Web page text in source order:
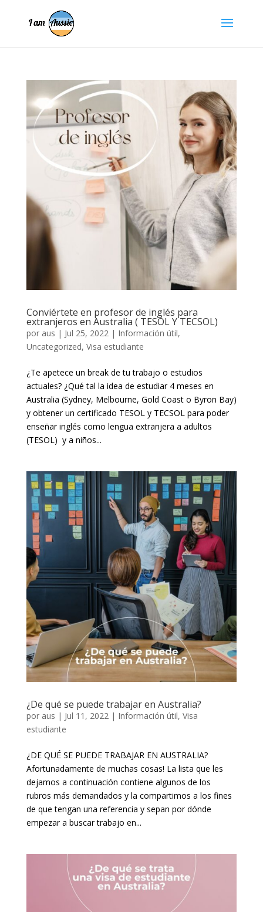
Conviértete en profesor de inglés para
extranjeros en Australia ( TESOL Y TECSOL)
por aus | Jul 25, 2022| Información útil,
Uncategorized, Visa estudiante
¿Te apetece un break de tu trabajo o estudios
actuales? ¿Qué tal la idea de estudiar 4 meses en
Australia (Sydney, Melbourne, Gold Coast o Byron Bay)
y obtener un certificado TESOL y TECSOL para poder
enseñar inglés como lengua extranjera a adultos
(TESOL) y a niños...
¿De qué se puede trabajar en Australia?
por aus | Jul 11, 2022 | Información útil, Visa
estudiante
¿DE QUÉ SE PUEDE TRABAJAR EN AUSTRALIA?
Afortunadamente de muchas cosas! La lista que les
dejamos a continuación contiene algunos de los
rubros más demandados y la compartimos a los fines
de que tengan una referencia y sepan por dónde
empezar a buscar trabajo en...